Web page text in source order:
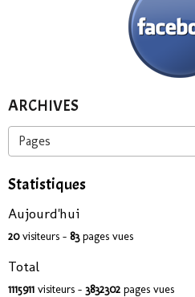
ARCHIVES
Statistiques
Aujourd'hui
20visiteurs - 83pages vues
Total
1115911 visiteurs - 3832302 pages vues